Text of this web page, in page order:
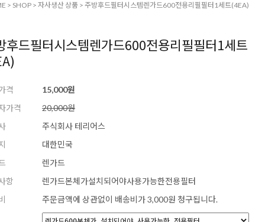
> SHOP > 자사생산 상품 > 주방후드필터시스템렌가드600전용리필필터1세트(4EA)
후드필터시스템렌가드600전용리필필터1세트
격 15,000원
가격 20,000원
주식회사 테리어스
대한민국
렌가드
항 렌가드본체가설치되어야사용가능한전용필터
주문금액에 상관없이 배송비가 3,000원 청구됩니다.